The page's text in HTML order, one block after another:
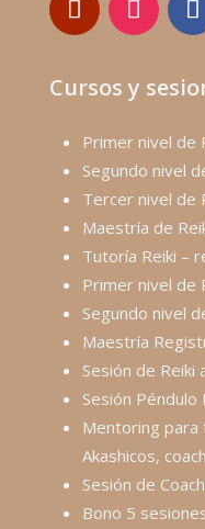
Cursos y
Primer nivel de
Segundo nivel
Tercer nivel de
Maestría de
Tutoría Reiki –
Primer nivel de
Segundo nivel
Maestría
Sesión de Reiki
Sesión
Mentoring para
Akashicos,
Sesión de
Bono 5